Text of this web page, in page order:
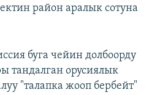
район аралык сотуна
буга чейин долбоорду
тандалган орусиялык
"талапка жооп бербейт"